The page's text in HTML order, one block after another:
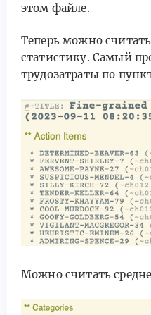
этом файле.
Теперь можно
статистику. Самый
трудозатраты по
Можно считать